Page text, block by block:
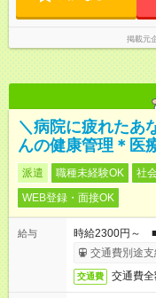
掲載元
＼病院に疲れたあ
んの健康管理＊医
派遣 職種未経験OK 社
WEB登録・面接OK
給与
時給2300円～
交通費別途支
交通費 交通費